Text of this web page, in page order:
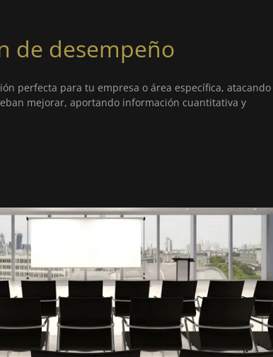
de desempeño
perfecta para tu empresa o área específica, atacando
mejorar, aportando información cuantitativa y